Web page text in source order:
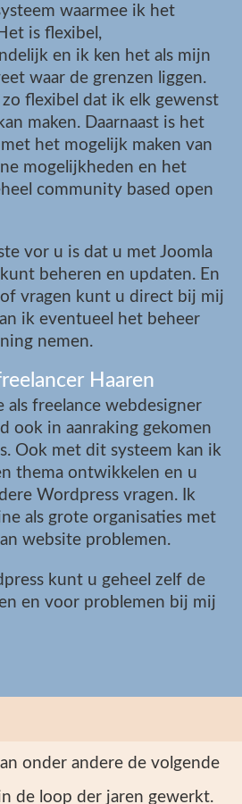
waarmee ik het
is flexibel,
en ik ken het als mijn
waar de grenzen liggen.
flexibel dat ik elk gewenst
maken. Daarnaast is het
het mogelijk maken van
mogelijkheden en het
community based open
vor u is dat u met Joomla
beheren en updaten. En
vragen kunt u direct bij mij
ik eventueel het beheer
nemen.
Haaren
als freelance webdesigner
ook in aanraking gekomen
Ook met dit systeem kan ik
thema ontwikkelen en u
Wordpress vragen. Ik
als grote organisaties met
website problemen.
kunt u geheel zelf de
en voor problemen bij mij
onder andere de volgende
de loop der jaren gewerkt.